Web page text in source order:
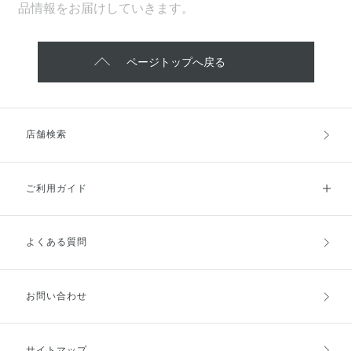
品情報をお届けしていきます。
ページトップへ戻る
店舗検索
ご利用ガイド
ご利用ガイドトップ
お支払方法
よくある質問
お問い合わせ